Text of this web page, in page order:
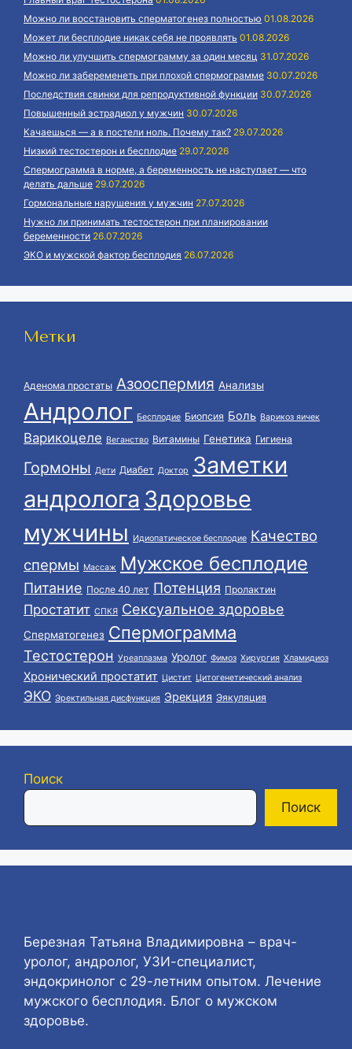
Можно ли восстановить сперматогенез полностью 01.08.2026
Может ли бесплодие никак себя не проявлять 01.08.2026
Можно ли улучшить спермограмму за один месяц 31.07.2026
Можно ли забеременеть при плохой спермограмме 30.07.2026
Последствия свинки для репродуктивной функции 30.07.2026
Повышенный эстрадиол у мужчин 30.07.2026
Качаешься — а в постели ноль. Почему так? 29.07.2026
Низкий тестостерон и бесплодие 29.07.2026
Спермограмма в норме, а беременность не наступает — что
делать дальше 29.07.2026
Гормональные нарушения у мужчин 27.07.2026
Нужно ли принимать тестостерон при планировании
беременности 26.07.2026
ЭКО и мужской фактор бесплодия 26.07.2026
Метки
Аденома простаты Азооспермия Анализы
Андролог Бесплодие Биопсия Боль Варикоз яичек
Варикоцеле Веганство Витамины Генетика Гигиена
Гормоны Дети Диабет Доктор
Заметки
андролога Здоровье
мужчины
Идиопатическое бесплодие Качество
спермы Массаж Мужское бесплодие
Питание После 40 лет Потенция Пролактин
Простатит СПКЯ Сексуальное здоровье
Сперматогенез Спермограмма
Тестостерон Уреаплазма Уролог Фимоз Хирургия Хламидиоз
Хронический простатит Цистит Цитогенетический анализ
ЭКО Эректильная дисфункция Эрекция Эякуляция
Поиск
Поиск
Березная Татьяна Владимировна – врач-
уролог, андролог, УЗИ-специалист,
эндокринолог с 29-летним опытом. Лечение
мужского бесплодия. Блог о мужском
здоровье.